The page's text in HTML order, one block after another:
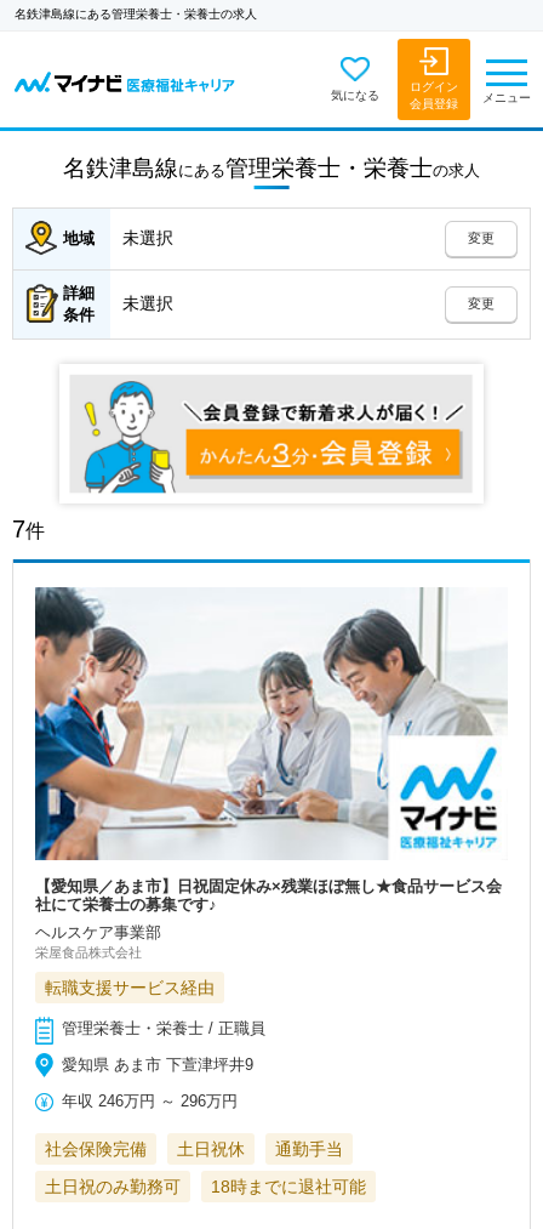
名鉄津島線にある管理栄養士・栄養士の求人
気になる
ログイン
会員登録
メニュー
名鉄津島線 にある管理栄養士・栄養士の求人
地域 未選択 変更
詳細
条件
未選択 変更
7件
【愛知県／あま市】日祝固定休み×残業ほぼ無し★食品サービス会
社にて栄養士の募集です♪
ヘルスケア事業部
栄屋食品株式会社
転職支援サービス経由
管理栄養士・栄養士 / 正職員
愛知県 あま市 下萱津坪井9
年収 246万円 ～ 296万円
社会保険完備 土日祝休
通勤手当
土日祝のみ勤務可
18時までに退社可能